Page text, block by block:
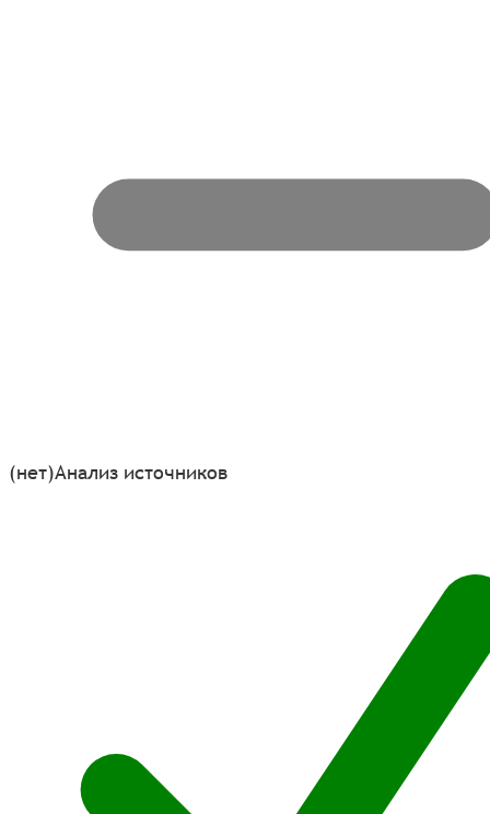
(нет)Анализ источников